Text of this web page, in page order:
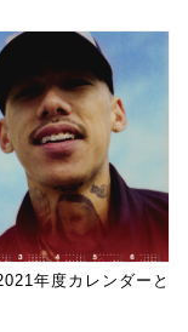
年度カレンダーと